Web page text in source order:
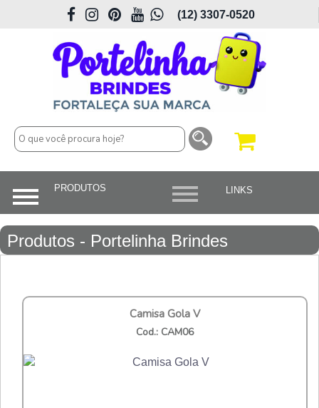
(12) 3307-0520
Produtos - Portelinha Brindes
Camisa Gola V
Cod.: CAM06